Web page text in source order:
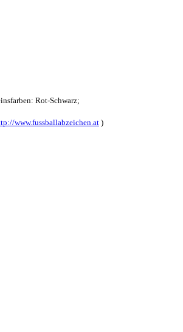
Rot-Schwarz;
www.fussballabzeichen.at )